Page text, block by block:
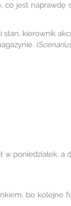
co jest naprawdę
stan, kierownik
poniedziałek, a
bo kolejne